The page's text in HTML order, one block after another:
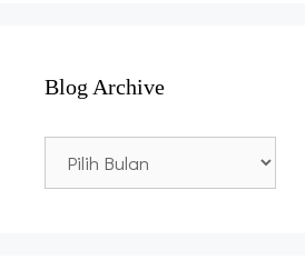
Blog Archive
Archive